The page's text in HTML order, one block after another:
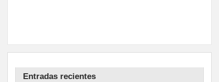
Entradas recientes